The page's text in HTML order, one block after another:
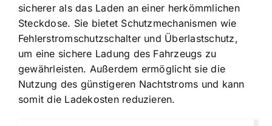
sicherer als das Laden an einer herkömmlichen
Steckdose. Sie bietet Schutzmechanismen wie
Fehlerstromschutzschalter und Überlastschutz,
um eine sichere Ladung des Fahrzeugs zu
gewährleisten. Außerdem ermöglicht sie die
Nutzung des günstigeren Nachtstroms und kann
somit die Ladekosten reduzieren.